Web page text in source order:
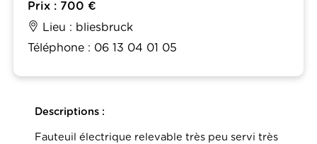
Prix : 700 €
Lieu : bliesbruck
Téléphone : 06 13 04 01 05
Descriptions :
Fauteuil électrique relevable très peu servi très